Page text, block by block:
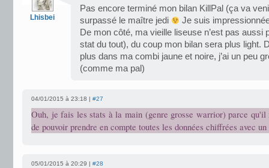
Lhisbei
Pas encore terminé mon bilan KillPal (ça va
surpassé le maître jedi
Je suis
De mon côté, ma vieille liseuse n’est pas aussi
stat du tout), du coup mon bilan sera plus light.
plus dans ma combi jaune et noire, j’ai un peu
(comme ma pal)
04/01/2015 à 23:18 | #27
Ouh, je fais les stats à la main (genre grosse warrior) parce qu'il
de pouvoir prendre en compte toutes les données chiffrées avec
05/01/2015 à 20:29 | #28